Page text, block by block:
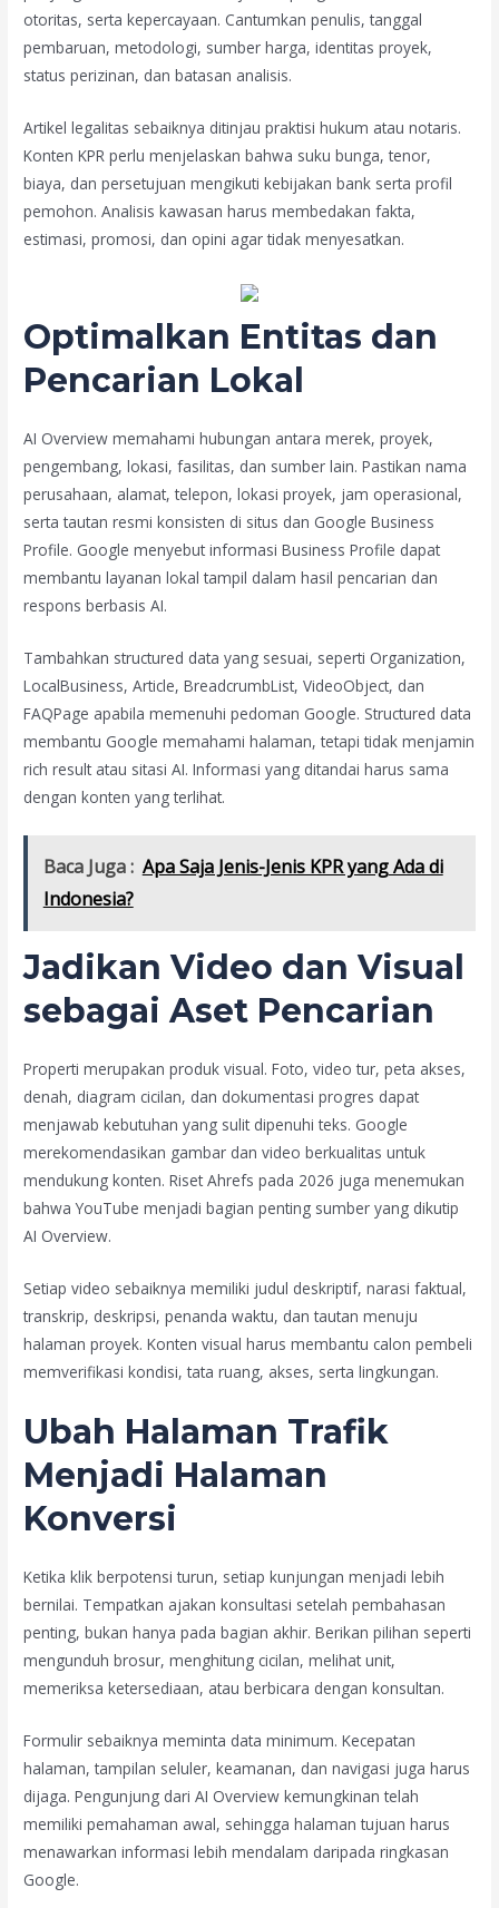
otoritas, serta kepercayaan. Cantumkan penulis, tanggal
pembaruan, metodologi, sumber harga, identitas proyek,
status perizinan, dan batasan analisis.
Artikel legalitas sebaiknya ditinjau praktisi hukum atau notaris.
Konten KPR perlu menjelaskan bahwa suku bunga, tenor,
biaya, dan persetujuan mengikuti kebijakan bank serta profil
pemohon. Analisis kawasan harus membedakan fakta,
estimasi, promosi, dan opini agar tidak menyesatkan.
Optimalkan Entitas dan
Pencarian Lokal
AI Overview memahami hubungan antara merek, proyek,
pengembang, lokasi, fasilitas, dan sumber lain. Pastikan nama
perusahaan, alamat, telepon, lokasi proyek, jam operasional,
serta tautan resmi konsisten di situs dan Google Business
Profile. Google menyebut informasi Business Profile dapat
membantu layanan lokal tampil dalam hasil pencarian dan
respons berbasis AI.
Tambahkan structured data yang sesuai, seperti Organization,
LocalBusiness, Article, BreadcrumbList, VideoObject, dan
FAQPage apabila memenuhi pedoman Google. Structured data
membantu Google memahami halaman, tetapi tidak menjamin
rich result atau sitasi AI. Informasi yang ditandai harus sama
dengan konten yang terlihat.
Baca Juga : Apa Saja Jenis-Jenis KPR yang Ada di
Indonesia?
Jadikan Video dan Visual
sebagai Aset Pencarian
Properti merupakan produk visual. Foto, video tur, peta akses,
denah, diagram cicilan, dan dokumentasi progres dapat
menjawab kebutuhan yang sulit dipenuhi teks. Google
merekomendasikan gambar dan video berkualitas untuk
mendukung konten. Riset Ahrefs pada 2026 juga menemukan
bahwa YouTube menjadi bagian penting sumber yang dikutip
AI Overview.
Setiap video sebaiknya memiliki judul deskriptif, narasi faktual,
transkrip, deskripsi, penanda waktu, dan tautan menuju
halaman proyek. Konten visual harus membantu calon pembeli
memverifikasi kondisi, tata ruang, akses, serta lingkungan.
Ubah Halaman Trafik
Menjadi Halaman
Konversi
Ketika klik berpotensi turun, setiap kunjungan menjadi lebih
bernilai. Tempatkan ajakan konsultasi setelah pembahasan
penting, bukan hanya pada bagian akhir. Berikan pilihan seperti
mengunduh brosur, menghitung cicilan, melihat unit,
memeriksa ketersediaan, atau berbicara dengan konsultan.
Formulir sebaiknya meminta data minimum. Kecepatan
halaman, tampilan seluler, keamanan, dan navigasi juga harus
dijaga. Pengunjung dari AI Overview kemungkinan telah
memiliki pemahaman awal, sehingga halaman tujuan harus
menawarkan informasi lebih mendalam daripada ringkasan
Google.